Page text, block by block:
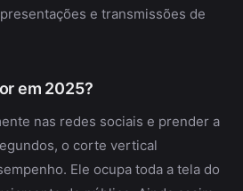
e transmissões de
em 2025?
nas redes sociais e prender a
o corte vertical
Ele ocupa toda a tela do